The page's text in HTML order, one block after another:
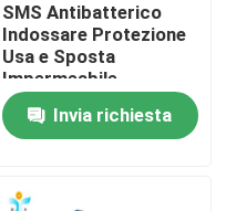
SMS Antibatterico
Indossare Protezione
Usa e Sposta
Impermeabile
Indossare Protezione
In Coperta Per
Ospedale
Invia richiesta